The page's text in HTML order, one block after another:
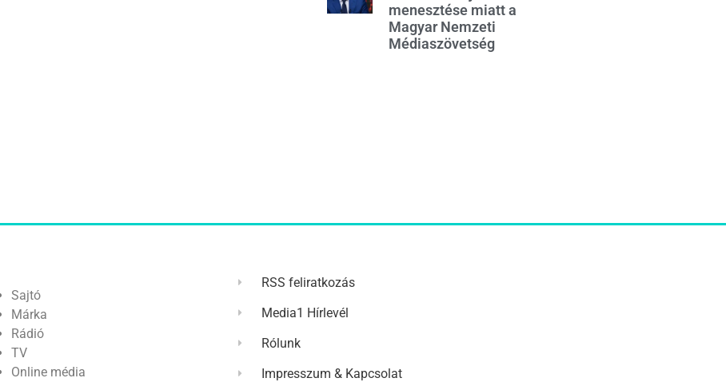
menesztése miatt a
Magyar Nemzeti
Médiaszövetség
Sajtó
Márka
Rádió
TV
Online média
RSS feliratkozás
Media1 Hírlevél
Rólunk
Impresszum & Kapcsolat